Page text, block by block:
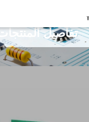
تفاصيل المنتجات